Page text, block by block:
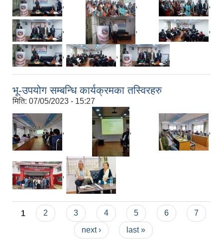
, , ,
, , ,
, ,
भू-उपयोग सम्बन्धि कार्यक्रमका तस्विरहरु
मिति: 07/05/2023 - 15:27
, , ,
,
Pages
1 2 3 4 5 6
7
next ›
last »